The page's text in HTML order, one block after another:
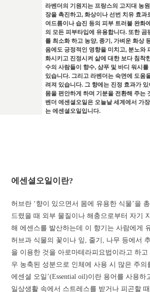
라벤더의 기원지는 프랑스의 고지대 농
장을 촉진하고, 화상이나 선번 치유 효
여드름이나 습진 등의 피부 트러블 완화
의 모든 피부타입에 유용합니다. 또한 곰
를 최소화 하고 농양, 종기, 가벼운 화상
음에도 긍정적인 영향을 미치고, 분노와
화시키고 진정시켜 삶에 대한 보다 침착
수의 사람들이 향수, 샴푸 및 바디 워시
있습니다. 그리고 라벤더는 숙면에 도움
려져 있습니다. 그 향에는 진정 효과가
몸을 편안하게 하며 기분을 전환해 주는
벤더 에센셜오일은 오늘날 세계에서 가
는 에센셜오일입니다.
에센셜오일이란?
허브란 ‘향이 있으면서 몸에 유용한 식물’을
드렸을 때 외부 물질이나 해충으로부터 자기
해 에센스를 발산하는데 이 향기는 사람에게
허브과 식물의 꽃이나 잎, 줄기, 나무 등에서
을 이용한 것을 아로마테라피요법이라고 하고
우 농축된 성분으로 인체에 사용 시 많은 주의
에센셜 오일’(Essential oil)이란 용어를 사용하
일상생활 속에서 스트레스를 받거나 피곤할